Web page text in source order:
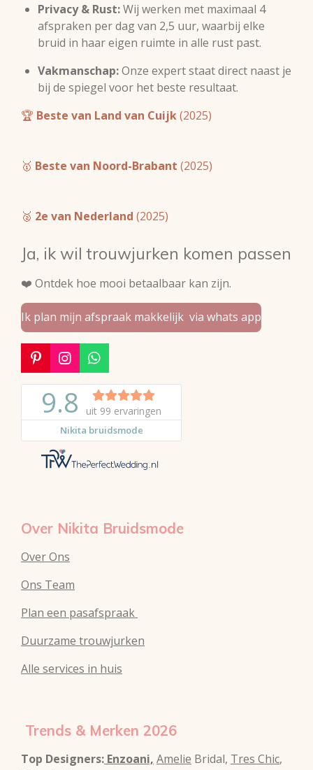
Privacy & Rust:Wij werken met maximaal 4
afspraken per dag van 2,5 uur, waarbij elke
bruid in haar eigen ruimte in alle rust past.
Vakmanschap:Onze expert staat direct naast je
bij de spiegel voor het beste resultaat.
🏆 Beste van Land van Cuijk(2025)
🥇 Beste van Noord-Brabant (2025)
🥈 2e van Nederland (2025)
Ja, ik wil trouwjurken komen passen
❤️ Ontdek hoe mooi betaalbaar kan zijn.
Ik plan mijn afspraak makkelijk via whats app
P
i
n
e
e
I
n
s
t
a
g
r
a
m
W
h
a
t
s
A
p
Over Nikita Bruidsmode
Over Ons
Ons Team
Plan een pasafspraak
Duurzame trouwjurken
Alle services in huis
Trends & Merken 2026
Top Designers: Enzoani, Amelie Bridal, Tres Chic,